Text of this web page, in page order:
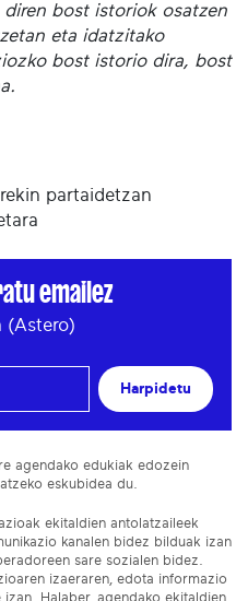
bost istoriok osatzen
eta idatzitako
bost istorio dira, bost
partaidetzan
emailez
(Astero)
Harpidetu
agendako edukiak edozein
eskubidea du.
ekitaldien antolatzaileek
kanalen bidez bilduak izan
sare sozialen bidez.
izaeraren, edota informazio